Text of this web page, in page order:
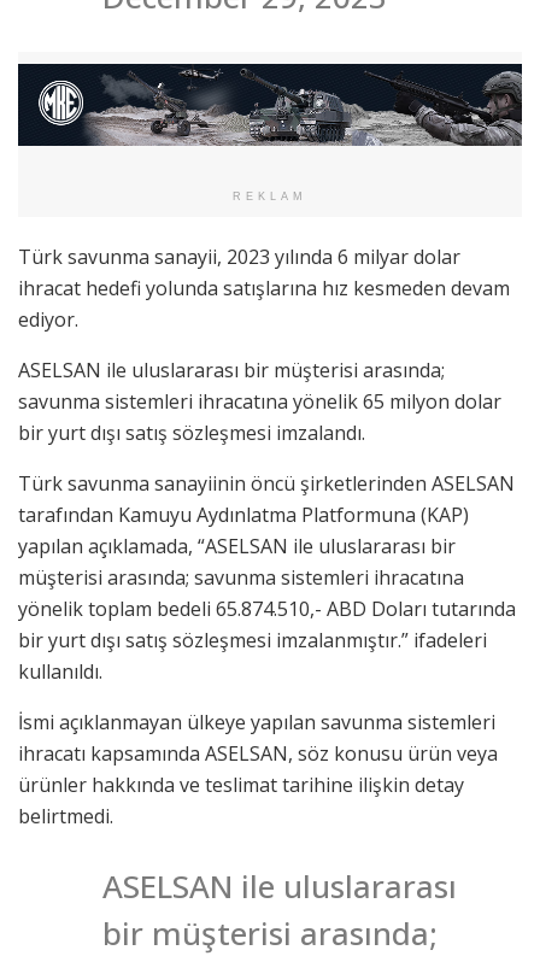
REKLAM
Türk savunma sanayii, 2023 yılında 6 milyar dolar
ihracat hedefi yolunda satışlarına hız kesmeden devam
ediyor.
ASELSAN ile uluslararası bir müşterisi arasında;
savunma sistemleri ihracatına yönelik 65 milyon dolar
bir yurt dışı satış sözleşmesi imzalandı.
Türk savunma sanayiinin öncü şirketlerinden ASELSAN
tarafından Kamuyu Aydınlatma Platformuna (KAP)
yapılan açıklamada, “ASELSAN ile uluslararası bir
müşterisi arasında; savunma sistemleri ihracatına
yönelik toplam bedeli 65.874.510,- ABD Doları tutarında
bir yurt dışı satış sözleşmesi imzalanmıştır.” ifadeleri
kullanıldı.
İsmi açıklanmayan ülkeye yapılan savunma sistemleri
ihracatı kapsamında ASELSAN, söz konusu ürün veya
ürünler hakkında ve teslimat tarihine ilişkin detay
belirtmedi.
ASELSAN ile uluslararası
bir müşterisi arasında;